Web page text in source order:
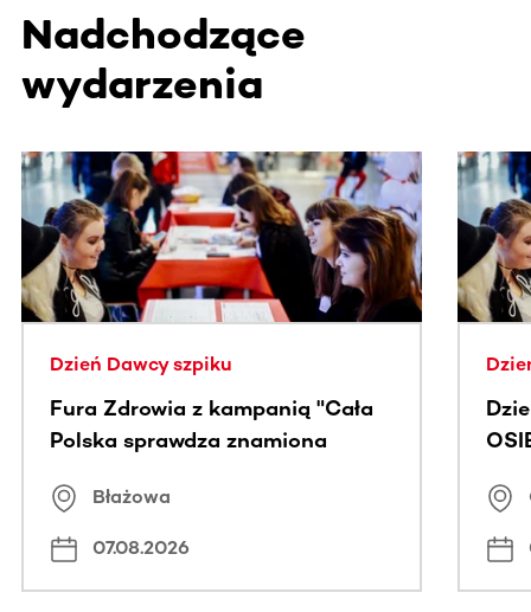
Nadchodzące
wydarzenia
Ta sekcja zawiera treści przewijane w poziomie. Użyj
Dzień Dawcy szpiku
Fura Zdrowia z kampanią "Cała
Polska sprawdza znamiona
Błażowa
07.08.2026